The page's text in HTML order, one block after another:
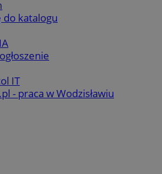
katalogu
IT
- praca w Wodzisławiu